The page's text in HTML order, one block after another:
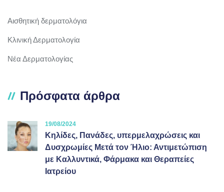
Αισθητική δερματολόγια
Κλινική Δερματολογία
Νέα Δερματολογίας
Πρόσφατα άρθρα
19/08/2024
Κηλίδες, Πανάδες, υπερμελαχρώσεις και
Δυσχρωμίες Μετά τον Ήλιο: Αντιμετώπιση
με Καλλυντικά, Φάρμακα και Θεραπείες
Ιατρείου